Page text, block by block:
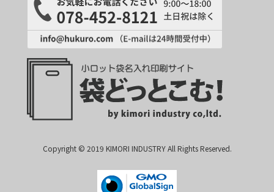
Copyright © 2019 KIMORI INDUSTRY All Rights Reserved.